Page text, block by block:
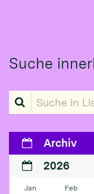
Suche
Suche in Liste
Archiv
2026
Jan Feb